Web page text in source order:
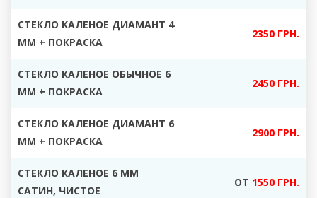
СТЕКЛО КАЛЕНОЕ ДИАМАНТ 4
ММ + ПОКРАСКА
2350 ГРН.
СТЕКЛО КАЛЕНОЕ ОБЫЧНОЕ 6
ММ + ПОКРАСКА
2450 ГРН.
СТЕКЛО КАЛЕНОЕ ДИАМАНТ 6
ММ + ПОКРАСКА
2900 ГРН.
СТЕКЛО КАЛЕНОЕ 6 ММ
САТИН, ЧИСТОЕ
ОТ 1550 ГРН.